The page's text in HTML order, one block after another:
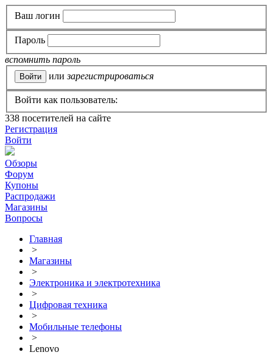
Ваш логин
Пароль
вспомнить пароль
или зарегистрироваться
Войти как пользователь:
338 посетителей на сайте
Регистрация
Войти
Обзоры
Форум
Купоны
Распродажи
Магазины
Вопросы
Главная
>
Магазины
>
Электроника и электротехника
>
Цифровая техника
>
Мобильные телефоны
>
Lenovo